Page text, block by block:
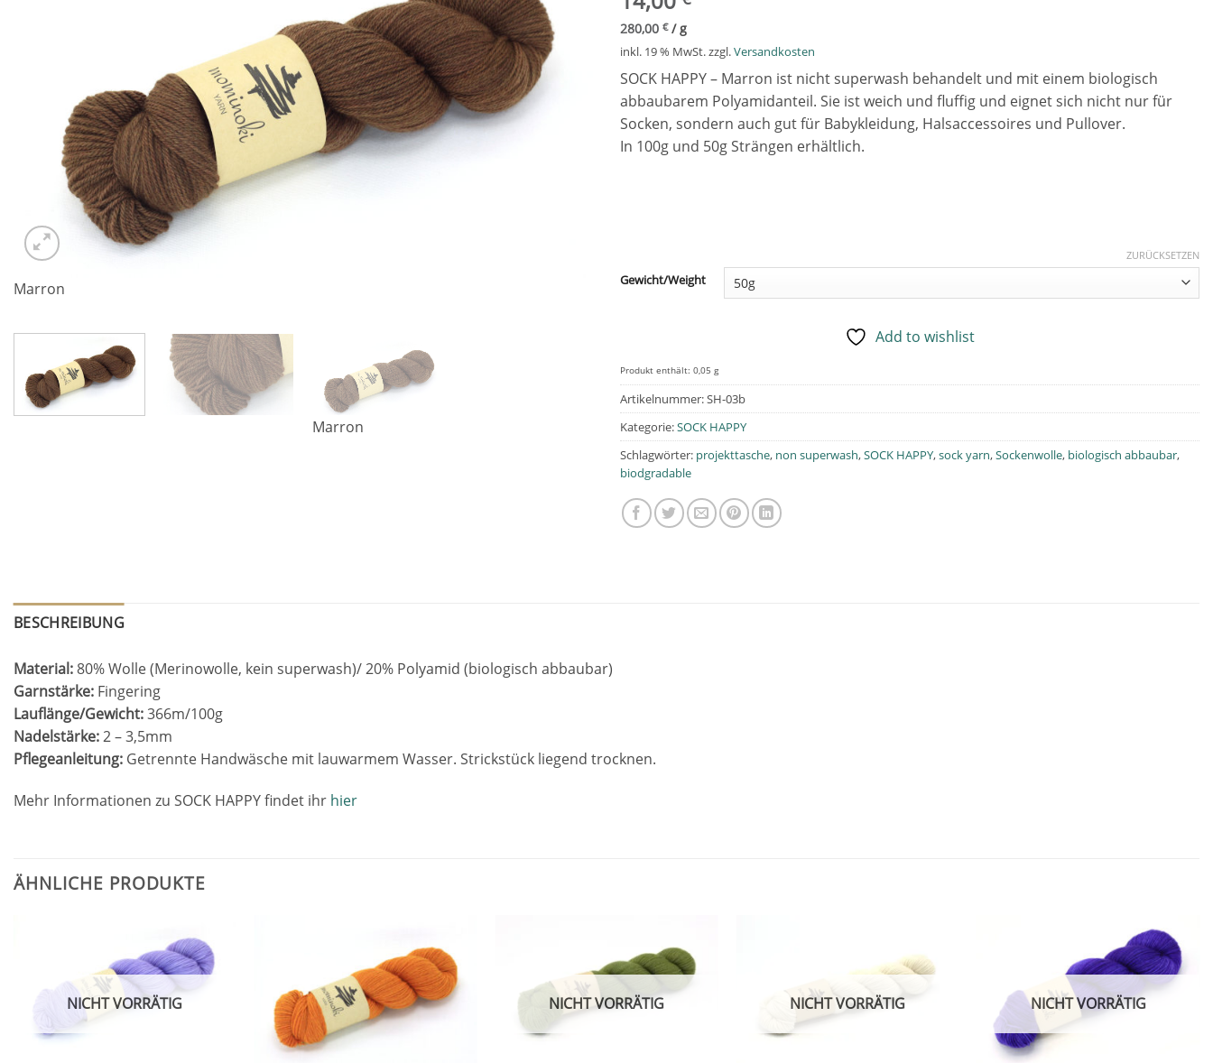
Marron
Marron
280,00 €/ g
inkl. 19 % MwSt.zzgl.Versandkosten
SOCK HAPPY – Marron ist nicht superwash behandelt und mit einem biologisch
abbaubarem Polyamidanteil. Sie ist weich und fluffig und eignet sich nicht nur für
Socken, sondern auch gut für Babykleidung, Halsaccessoires und Pullover.
In 100g und 50g Strängen erhältlich.
Gewicht/Weight
ZURÜCKSETZEN
Add to wishlist
Produkt enthält: 0,05 g
Artikelnummer:SH-03b
Kategorie:SOCK HAPPY
Schlagwörter: projekttasche, non superwash,SOCK HAPPY,sock yarn,Sockenwolle, biologisch abbaubar,
biodgradable
BESCHREIBUNG
Material:80% Wolle (Merinowolle, kein superwash)/ 20% Polyamid (biologisch abbaubar)
Garnstärke: Fingering
Lauflänge/Gewicht:366m/100g
Nadelstärke:2 – 3,5mm
Pflegeanleitung: Getrennte Handwäsche mit lauwarmem Wasser. Strickstück liegend trocknen.
Mehr Informationen zu SOCK HAPPY findet ihr hier
ÄHNLICHE PRODUKTE
Add to
wishlist
NICHT VORRÄTIG
Add to
wishlist
Add to
wishlist
NICHT VORRÄTIG
Add to
wishlist
NICHT VORRÄTIG
Add to
wishlist
NICHT VORRÄTIG